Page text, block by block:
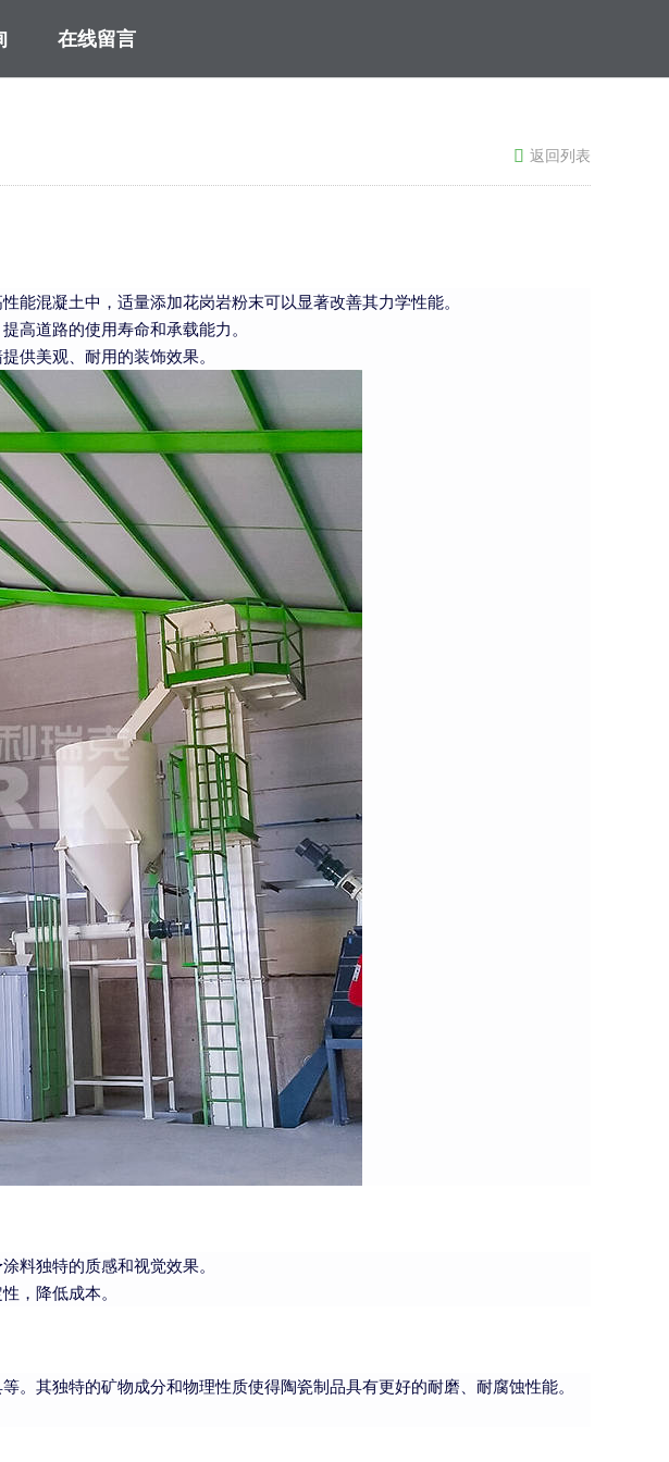
在线留言
 返回列表
混凝土中，适量添加花岗岩粉末可以显著改善其力学性能。
高道路的使用寿命和承载能力。
供美观、耐用的装饰效果。
料独特的质感和视觉效果。
，降低成本。
其独特的矿物成分和物理性质使得陶瓷制品具有更好的耐磨、耐腐蚀性能。